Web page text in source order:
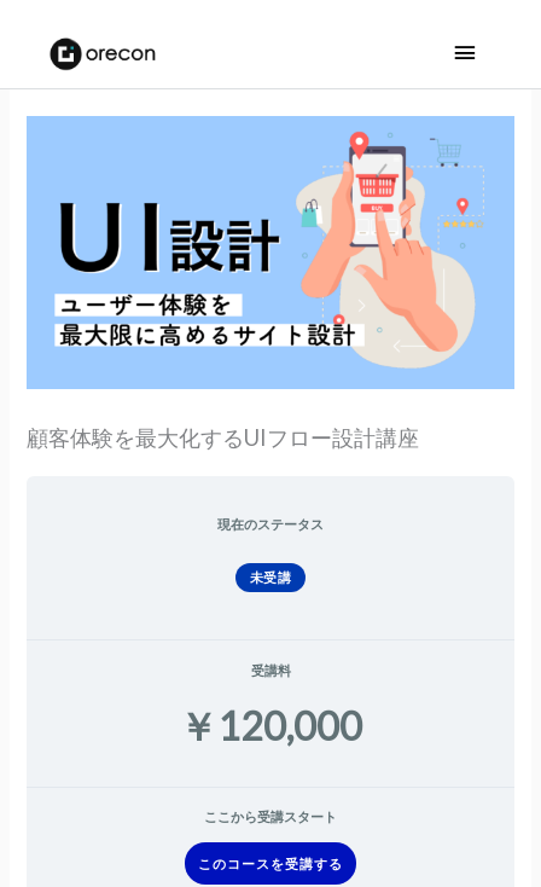
メ
イ
ン
メ
ニ
ュ
ー
顧客体験を最大化するUIフロー設計講座
現在のステータス
未受講
受講料
￥120,000
ここから受講スタート
このコースを受講する